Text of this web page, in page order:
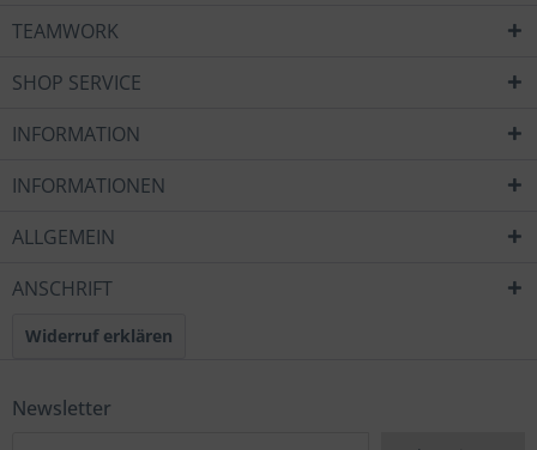
TEAMWORK
SHOP SERVICE
INFORMATION
INFORMATIONEN
ALLGEMEIN
ANSCHRIFT
Widerruf erklären
Newsletter